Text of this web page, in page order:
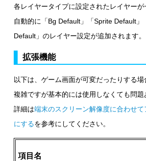
各レイヤータイプに設定されたレイヤーが
自動的に「Bg Default」「Sprite Default」
Default」のレイヤー設定が追加されます。
拡張機能
以下は、ゲーム画面が可変だったりする場
複雑ですが基本的には使用しなくても問題
詳細は端末のスクリーン解像度に合わせ
にするを参考にしてください。
項目名